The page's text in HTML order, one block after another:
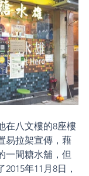
在八文樓的8座樓
易拉架宣傳，藉
一間糖水舖，但
年11月8日，